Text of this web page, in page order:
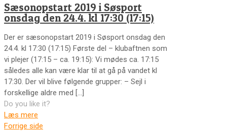
Sæsonopstart 2019 i Søsport
onsdag den 24.4. kl 17:30 (17:15)
Der er sæsonopstart 2019 i Søsport onsdag den
24.4. kl 17:30 (17:15) Første del – klubaftnen som
vi plejer (17:15 – ca. 19:15): Vi mødes ca. 17:15
således alle kan være klar til at gå på vandet kl
17:30. Der vil blive følgende grupper: – Sejl i
forskellige aldre med
[…]
Do you like it?
Læs mere
Forrige side